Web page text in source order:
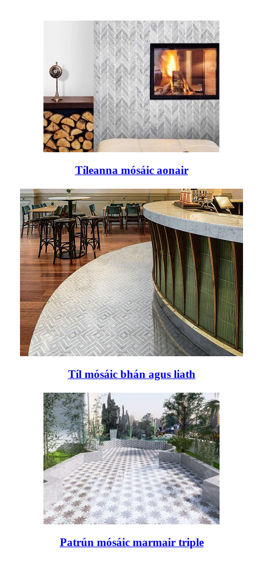
Tíleanna mósáic aonair
Tíl mósáic bhán agus liath
Patrún mósáic marmair triple